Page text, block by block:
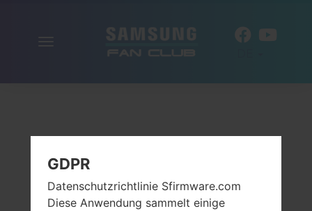
GDPR
Datenschutzrichtlinie Sfirmware.com
Diese Anwendung sammelt einige